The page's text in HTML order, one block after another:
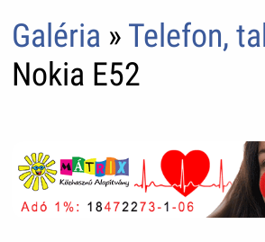
Galéria » Telefon,
Nokia E52